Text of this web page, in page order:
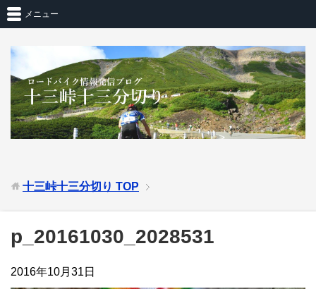
メニュー
十三峠十三分切り TOP
p_20161030_2028531
2016年10月31日